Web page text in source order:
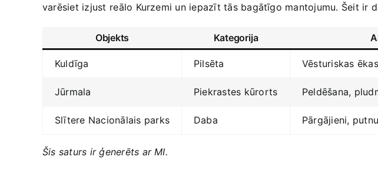
varēsiet izjust ⁤reālo Kurzemi un iepazīt tās bagātīgo mantojumu. Šeit ir
Objekts Kategorija
Kuldīga Pilsēta Vēsturiskas
Jūrmala Piekrastes kūrorts Peldēšana,
Slītere Nacionālais parks Daba Pārgājieni,
Šis saturs ir ģenerēts ar MI.